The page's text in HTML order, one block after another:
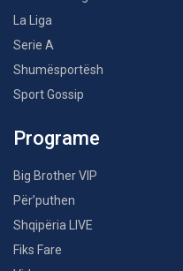
La Liga
Serie A
Shumësportësh
Sport Gossip
Programe
Big Brother VIP
Për’puthen
Shqipëria LIVE
Fiks Fare